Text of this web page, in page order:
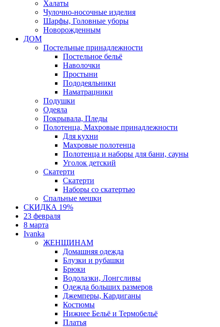
Халаты
Чулочно-носочные изделия
Шарфы, Головные уборы
Новорожденным
ДОМ
Постельные принадлежности
Постельное бельё
Наволочки
Простыни
Пододеяльники
Наматрацники
Подушки
Одеяла
Покрывала, Пледы
Полотенца, Махровые принадлежности
Для кухни
Махровые полотенца
Полотенца и наборы для бани, сауны
Уголок детский
Скатерти
Скатерти
Наборы со скатертью
Спальные мешки
СКИДКА 19%
23 февраля
8 марта
Ivanka
ЖЕНЩИНАМ
Домашняя одежда
Блузки и рубашки
Брюки
Водолазки, Лонгсливы
Одежда больших размеров
Джемперы, Кардиганы
Костюмы
Нижнее Бельё и Термобельё
Платья